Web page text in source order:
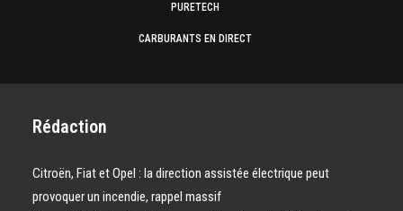
PURETECH
CARBURANTS EN DIRECT
Rédaction
Citroën, Fiat et Opel : la direction assistée électrique peut
provoquer un incendie, rappel massif